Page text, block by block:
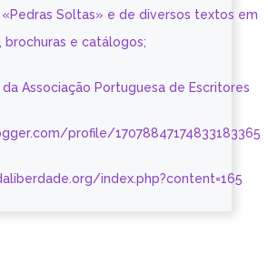
Soltas» e de diversos textos em
brochuras e catálogos;
da Associação Portuguesa de Escritores
profile/17078847174833183365
index.php?content=165